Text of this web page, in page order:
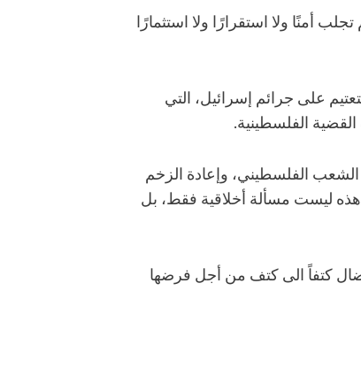
أمنًا ولا استقرارًا ولا استثمارًا
على جرائم إسرائيل، التي
الشعب الفلسطيني، وإعادة الزخم
هذه ليست مسألة أخلاقية فقط، بل
كتفاً الى كتف من أجل فرضها